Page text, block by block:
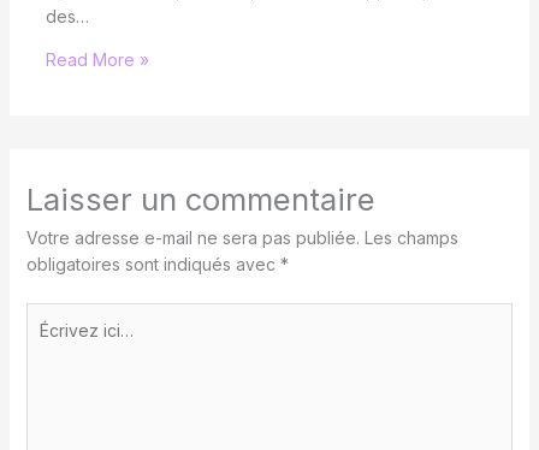
des…
Read More »
Laisser un commentaire
Votre adresse e-mail ne sera pas publiée. Les champs
obligatoires sont indiqués avec *
Écrivez
ici…